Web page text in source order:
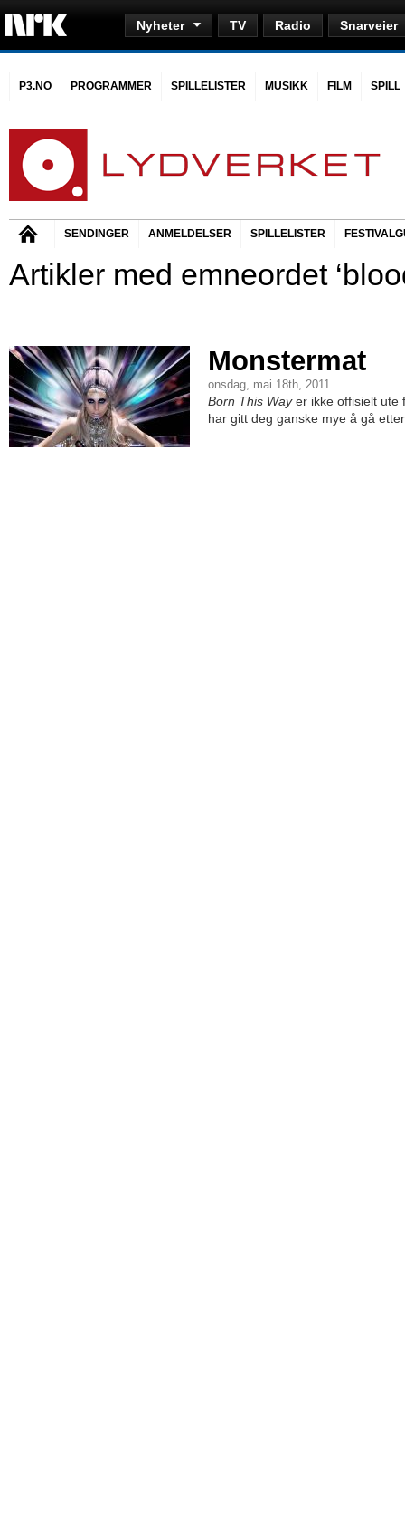
Nyheter TV Radio Snarveier
P3.NO PROGRAMMER SPILLELISTER MUSIKK FILM SPILL
SENDINGER ANMELDELSER SPILLELISTER
Artikler med emneordet
Monstermat
onsdag, mai 18th, 2011
Born This Wayer ikke offisielt ute
har gitt deg ganske mye å gå